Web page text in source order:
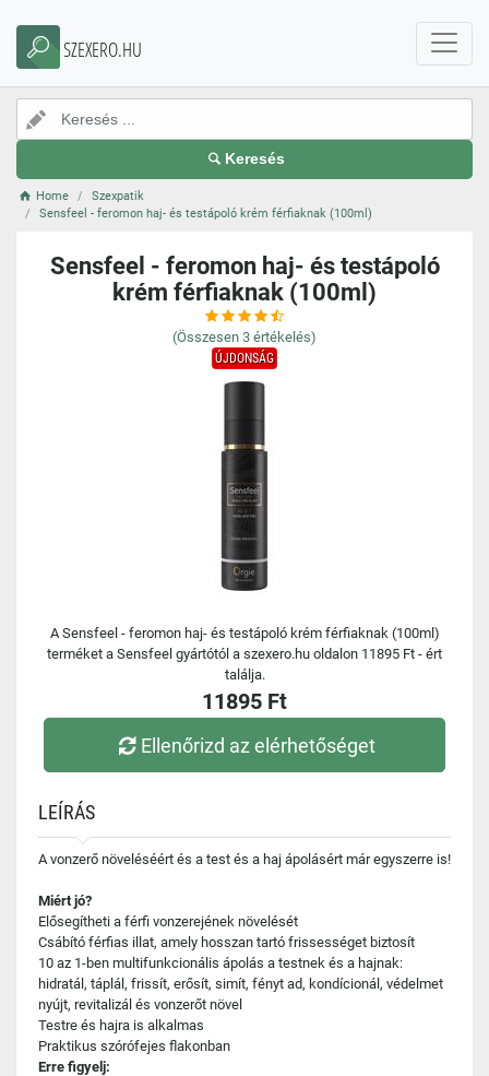
SZEXERO.HU
Keresés
Home
Szexpatik
Sensfeel - feromon haj- és testápoló krém férfiaknak (100ml)
Sensfeel - feromon haj- és testápoló
krém férfiaknak (100ml)
(Összesen 3 értékelés)
ÚJDONSÁG
A Sensfeel - feromon haj- és testápoló krém férfiaknak (100ml)
terméket a Sensfeel gyártótól a szexero.hu oldalon 11895 Ft - ért
találja.
11895 Ft
Ellenőrizd az elérhetőséget
LEÍRÁS
A vonzerő növeléséért és a test és a haj ápolásért már egyszerre is!
Miért jó?
Elősegítheti a férfi vonzerejének növelését
Csábító férfias illat, amely hosszan tartó frissességet biztosít
10 az 1-ben multifunkcionális ápolás a testnek és a hajnak:
hidratál, táplál, frissít, erősít, simít, fényt ad, kondícionál, védelmet
nyújt, revitalizál és vonzerőt növel
Testre és hajra is alkalmas
Praktikus szórófejes flakonban
Erre figyelj: